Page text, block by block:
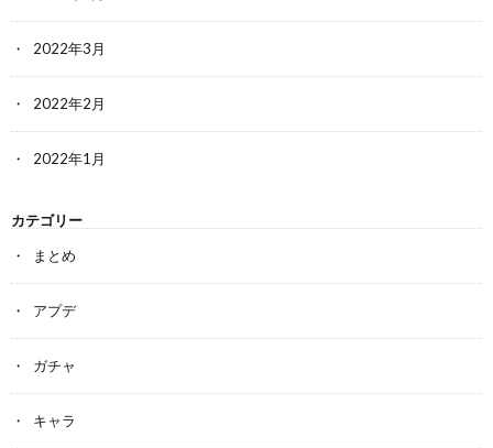
2022年3月
2022年2月
2022年1月
カテゴリー
まとめ
アプデ
ガチャ
キャラ